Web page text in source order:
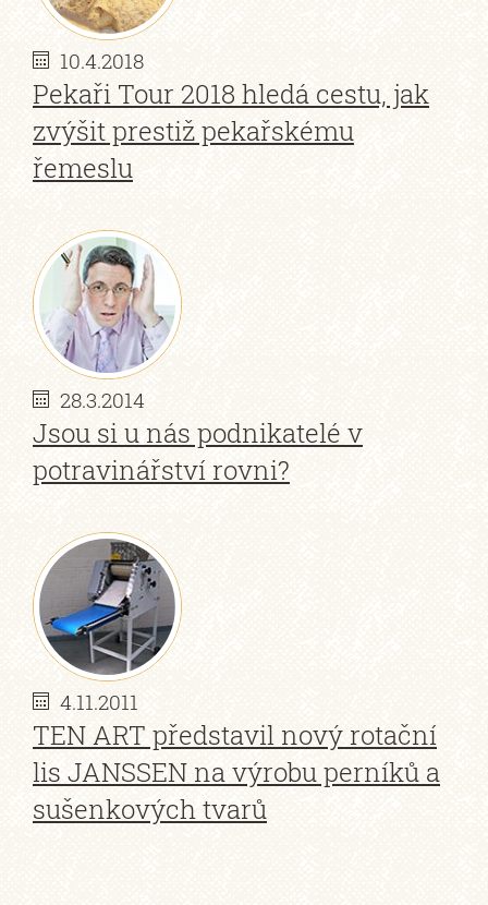
10.4.2018
Pekaři Tour 2018 hledá cestu, jak
zvýšit prestiž pekařskému
řemeslu
28.3.2014
Jsou si u nás podnikatelé v
potravinářství rovni?
4.11.2011
TEN ART představil nový rotační
lis JANSSEN na výrobu perníků a
sušenkových tvarů